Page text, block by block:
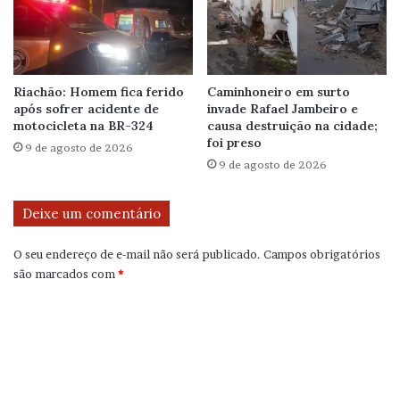
Riachão: Homem fica ferido
após sofrer acidente de
motocicleta na BR-324
9 de agosto de 2026
Caminhoneiro em surto
invade Rafael Jambeiro e
causa destruição na cidade;
foi preso
9 de agosto de 2026
Deixe um comentário
O seu endereço de e-mail não será publicado. Campos obrigatórios
são marcados com *